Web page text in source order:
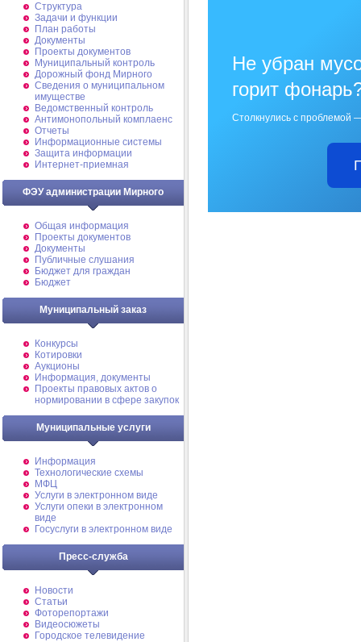
Структура
Задачи и функции
План работы
Документы
Проекты документов
Муниципальный контроль
Дорожный фонд Мирного
Cведения о муниципальном
имуществе
Ведомственный контроль
Антимонопольный комплаенс
Отчеты
Информационные системы
Защита информации
Интернет-приемная
ФЭУ администрации Мирного
Общая информация
Проекты документов
Документы
Публичные слушания
Бюджет для граждан
Бюджет
Муниципальный заказ
Конкурсы
Котировки
Аукционы
Информация, документы
Проекты правовых актов о
нормировании в сфере закупок
Муниципальные услуги
Информация
Технологические схемы
МФЦ
Услуги в электронном виде
Услуги опеки в электронном
виде
Госуслуги в электронном виде
Пресс-служба
Новости
Статьи
Фоторепортажи
Видеосюжеты
Городское телевидение
Не убран
горит
Столкнулись с проблемой